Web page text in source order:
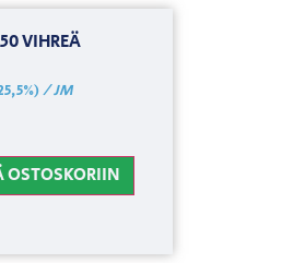
VIHREÄ
/ JM
OSTOSKORIIN